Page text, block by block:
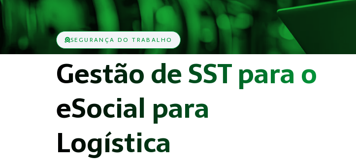
SEGURANÇA DO TRABALHO
Gestão de SST para o
eSocial para
Logística